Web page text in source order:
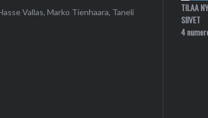
Vallas, Marko Tienhaara, Taneli
TILAA
SIIVET
4